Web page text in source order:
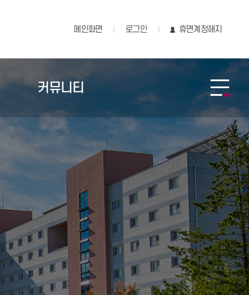
메인화면 로그인 휴면계정해지
커뮤니티